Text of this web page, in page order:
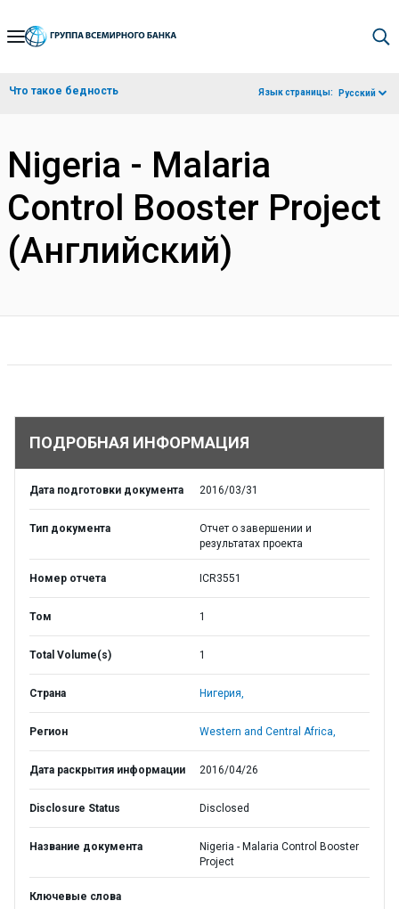
Skip
Navigation
Что такое бедность Язык страницы: Русский
Nigeria - Malaria
Control Booster Project
(Английский)
ПОДРОБНАЯ ИНФОРМАЦИЯ
Дата подготовки документа 2016/03/31
Тип документа
Отчет о завершении и
результатах проекта
Номер отчета ICR3551
Том 1
Total Volume(s) 1
Страна Нигерия,
Регион Western and Central Africa,
Дата раскрытия информации 2016/04/26
Disclosure Status Disclosed
Название документа
Nigeria - Malaria Control Booster
Project
Ключевые слова